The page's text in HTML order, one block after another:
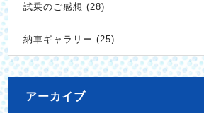
試乗のご感想 (28)
納車ギャラリー (25)
アーカイブ